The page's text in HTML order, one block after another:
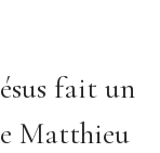
fait un
Matthieu